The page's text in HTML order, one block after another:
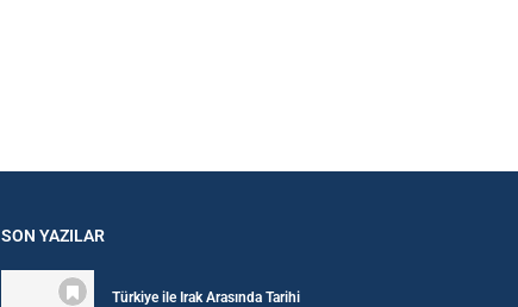
SON YAZILAR
Türkiye ile Irak Arasında Tarihi